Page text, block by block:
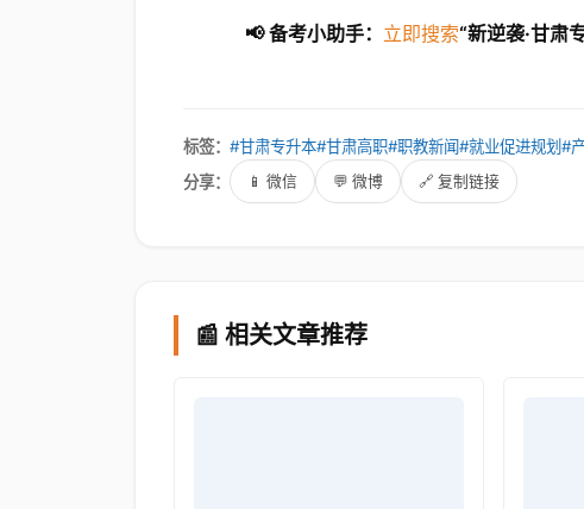
📢 备考小助手： 立即搜索“新逆袭·甘肃
标签： #甘肃专升本#甘肃高职#职教新闻#就业促进规划#
分享：
📱 微信 💬 微博 🔗 复制链接
📰 相关文章推荐